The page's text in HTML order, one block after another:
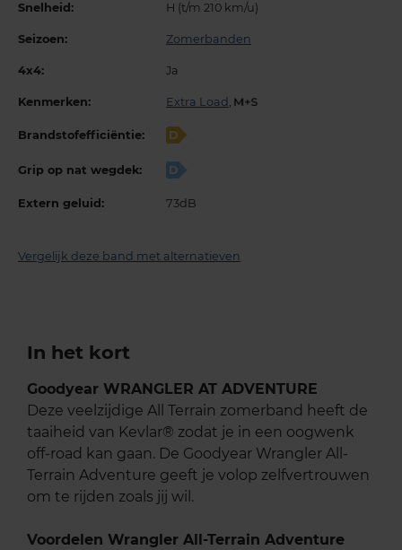
Snelheid: H (t/m 210 km/u)
Seizoen: Zomerbanden
4x4: Ja
Kenmerken: Extra Load ,
Brandstofefficiëntie: D
Grip op nat wegdek: D
Extern geluid: 73dB
Vergelijk deze band met alternatieven
In het kort
Goodyear WRANGLER AT ADVENTURE
Deze veelzijdige All Terrain zomerband heeft de
taaiheid van Kevlar® zodat je in een oogwenk
off-road kan gaan. De Goodyear Wrangler All-
Terrain Adventure geeft je volop zelfvertrouwen
om te rijden zoals jij wil.
Voordelen Wrangler All-Terrain Adventure